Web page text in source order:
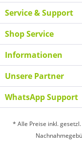
Service & Support
Shop Service
Informationen
Unsere Partner
WhatsApp Support
* Alle Preise inkl.